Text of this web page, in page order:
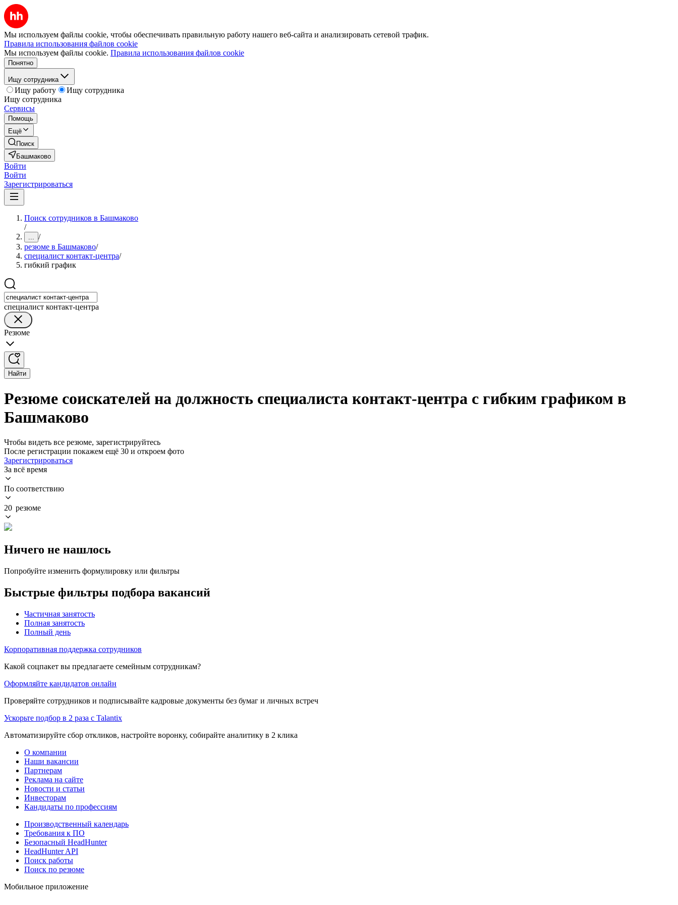
Мы используем файлы cookie, чтобы обеспечивать правильную работу нашего веб-сайта и анализировать сетевой трафик.
Правила использования файлов cookie
Мы используем файлы cookie. Правила использования файлов cookie
Понятно
Ищу сотрудника
Ищу работу
Ищу сотрудника
Ищу сотрудника
Сервисы
Помощь
Ещё
Поиск
Башмаково
Войти
Войти
Зарегистрироваться
Поиск сотрудников в Башмаково
/
... /
резюме в Башмаково/
специалист контакт-центра/
гибкий график
специалист контакт-центра
Резюме
Найти
Резюме соискателей на должность специалиста контакт-центра с гибким графиком в
Башмаково
Чтобы видеть все резюме, зарегистрируйтесь
После регистрации покажем ещё 30 и откроем фото
Зарегистрироваться
За всё время
По соответствию
20 резюме
Ничего не нашлось
Попробуйте изменить формулировку или фильтры
Быстрые фильтры подбора вакансий
Частичная занятость
Полная занятость
Полный день
Корпоративная поддержка сотрудников
Какой соцпакет вы предлагаете семейным сотрудникам?
Оформляйте кандидатов онлайн
Проверяйте сотрудников и подписывайте кадровые документы без бумаг и личных встреч
Ускорьте подбор в 2 раза с Talantix
Автоматизируйте сбор откликов, настройте воронку, собирайте аналитику в 2 клика
О компании
Наши вакансии
Партнерам
Реклама на сайте
Новости и статьи
Инвесторам
Кандидаты по профессиям
Производственный календарь
Требования к ПО
Безопасный HeadHunter
HeadHunter API
Поиск работы
Поиск по резюме
Мобильное приложение